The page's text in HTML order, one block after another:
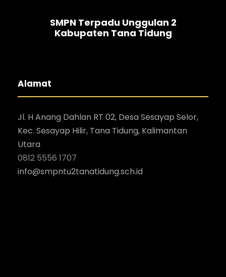
SMPN Terpadu Unggulan 2
Kabupaten Tana Tidung
Alamat
Jl. H Anang Dahlan RT 02, Desa Sesayap Selor,
Kec. Sesayap Hilir, Tana Tidung, Kalimantan
Utara
0812 5556 1707
info@smpntu2tanatidung.sch.id